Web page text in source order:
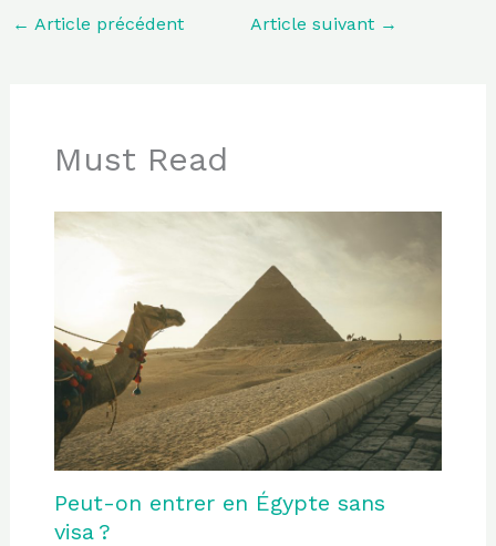
← Article précédent Article suivant →
Must Read
Peut-on entrer en Égypte sans
visa ?